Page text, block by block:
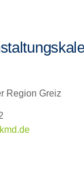
Region Greiz